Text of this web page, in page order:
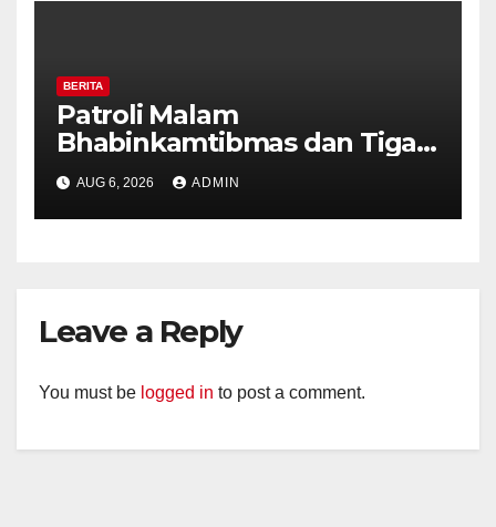
BERITA
Patroli Malam
Bhabinkamtibmas dan Tiga
Pilar Kelurahan Ungaran
Perkuat Kamtibmas, Warga
Diajak Aktifkan Ronda
AUG 6, 2026 ADMIN
Leave a Reply
You must be logged in to post a comment.